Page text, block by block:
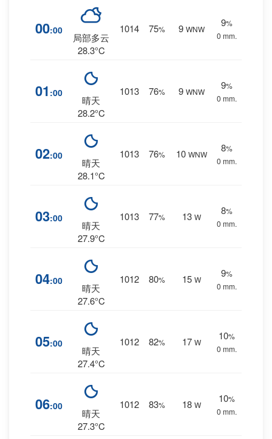
00:00
局部多云
28.3°C
1014 75% 9 WNW
9%
0 mm.
01 :00
晴天
28.2°C
1013 76% 9 WNW
9%
0 mm.
02:00
晴天
28.1°C
1013 76% 10 WNW
8%
0 mm.
03:00
晴天
27.9°C
1013 77% 13 W
8%
0 mm.
04:00
晴天
27.6°C
1012 80% 15 W
9%
0 mm.
05:00
晴天
27.4°C
1012 82% 17 W
10%
0 mm.
06:00
晴天
27.3°C
1012 83% 18 W
10%
0 mm.